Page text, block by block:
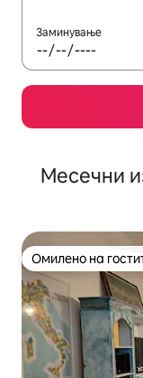
Заминување
Месечни
Омилено на
Омилено на